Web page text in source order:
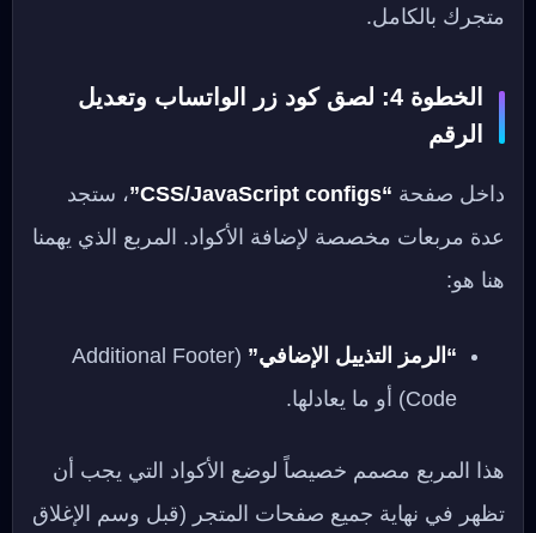
متجرك بالكامل.
الخطوة 4: لصق كود زر الواتساب وتعديل
الرقم
داخل صفحة “CSS/JavaScript configs”
، ستجد
عدة مربعات مخصصة لإضافة الأكواد. المربع الذي يهمنا
هنا هو:
“الرمز التذييل الإضافي” (Additional Footer
Code) أو ما يعادلها.
هذا المربع مصمم خصيصاً لوضع الأكواد التي يجب أن
تظهر في نهاية جميع صفحات المتجر (قبل وسم الإغلاق